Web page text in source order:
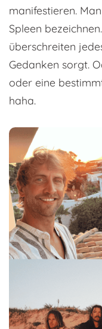
manifestieren.
Spleen
überschreiten
Gedanken sorgt.
oder eine
haha.